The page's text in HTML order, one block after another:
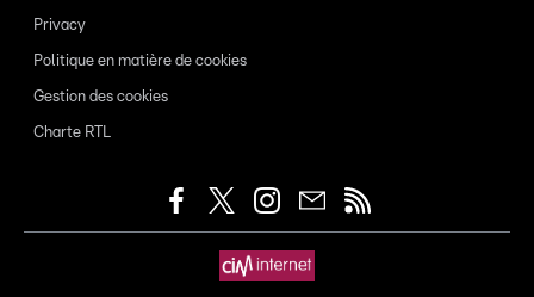
Privacy
Politique en matière de cookies
Gestion des cookies
Charte RTL